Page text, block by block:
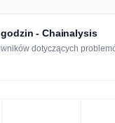
- Chainalysis
dotyczących